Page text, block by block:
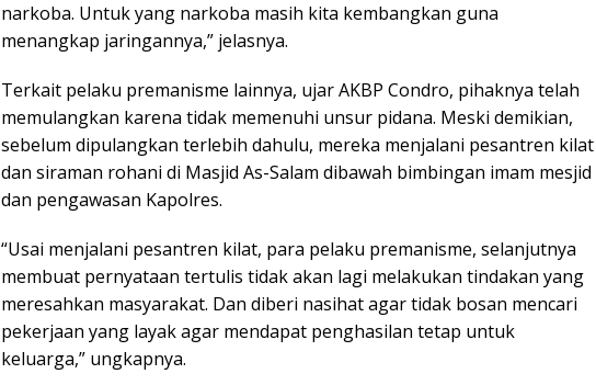
narkoba. Untuk yang narkoba masih kita kembangkan guna
menangkap jaringannya,” jelasnya.
Terkait pelaku premanisme lainnya, ujar AKBP Condro, pihaknya telah
memulangkan karena tidak memenuhi unsur pidana. Meski demikian,
sebelum dipulangkan terlebih dahulu, mereka menjalani pesantren kilat
dan siraman rohani di Masjid As-Salam dibawah bimbingan imam mesjid
dan pengawasan Kapolres.
“Usai menjalani pesantren kilat, para pelaku premanisme, selanjutnya
membuat pernyataan tertulis tidak akan lagi melakukan tindakan yang
meresahkan masyarakat. Dan diberi nasihat agar tidak bosan mencari
pekerjaan yang layak agar mendapat penghasilan tetap untuk
keluarga,” ungkapnya.